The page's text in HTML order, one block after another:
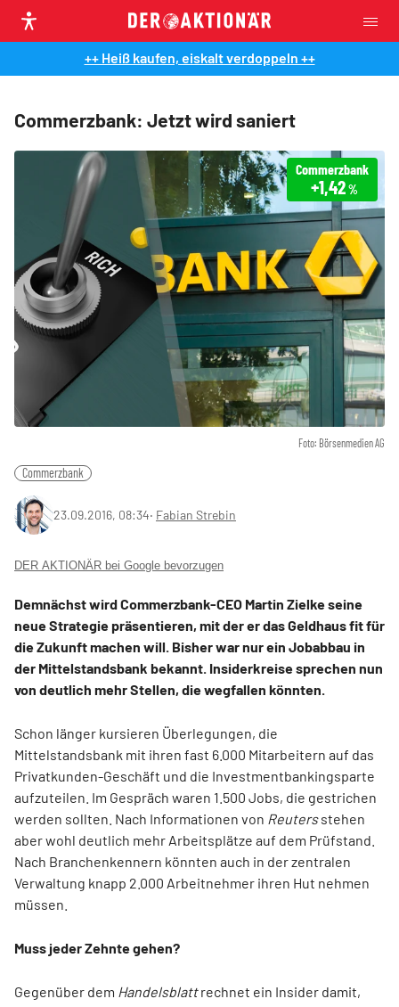
++ Heiß kaufen, eiskalt verdoppeln ++
Commerzbank: Jetzt wird saniert
Foto: Börsenmedien AG
Commerzbank
+1,42 %
Commerzbank
23.09.2016, 08:34‧ Fabian Strebin
DER AKTIONÄR bei Google bevorzugen
Demnächst wird Commerzbank-CEO Martin Zielke seine
neue Strategie präsentieren, mit der er das Geldhaus fit für
die Zukunft machen will. Bisher war nur ein Jobabbau in
der Mittelstandsbank bekannt. Insiderkreise sprechen nun
von deutlich mehr Stellen, die wegfallen könnten.
Schon länger kursieren Überlegungen, die
Mittelstandsbank mit ihren fast 6.000 Mitarbeitern auf das
Privatkunden-Geschäft und die Investmentbankingsparte
aufzuteilen. Im Gespräch waren 1.500 Jobs, die gestrichen
werden sollten. Nach Informationen von Reutersstehen
aber wohl deutlich mehr Arbeitsplätze auf dem Prüfstand.
Nach Branchenkennern könnten auch in der zentralen
Verwaltung knapp 2.000 Arbeitnehmer ihren Hut nehmen
müssen.
Muss jeder Zehnte gehen?
Gegenüber dem Handelsblattrechnet ein Insider damit,